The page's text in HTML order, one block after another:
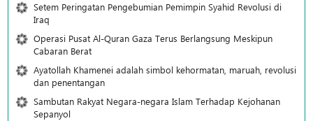
Setem Peringatan Pengebumian Pemimpin Syahid Revolusi di
Iraq
Operasi Pusat Al-Quran Gaza Terus Berlangsung Meskipun
Cabaran Berat
Ayatollah Khamenei adalah simbol kehormatan, maruah, revolusi
dan penentangan
Sambutan Rakyat Negara-negara Islam Terhadap Kejohanan
Sepanyol